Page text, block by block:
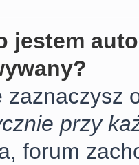
jestem
zaznaczysz
przy
forum